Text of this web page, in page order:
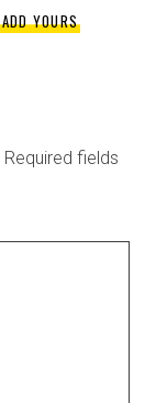
ADD YOURS
Required fields